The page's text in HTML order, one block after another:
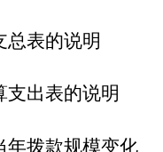
总表的说明
支出表的说明
年拨款规模变化